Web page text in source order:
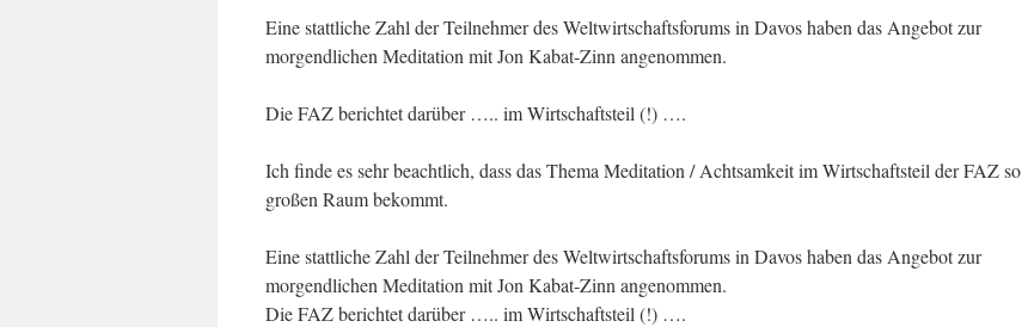
Eine stattliche Zahl der Teilnehmer des Weltwirtschaftsforums in Davos haben das Angebot zur
morgendlichen Meditation mit Jon Kabat-Zinn angenommen.
Die FAZ berichtet darüber ….. im Wirtschaftsteil (!) ….
Ich finde es sehr beachtlich, dass das Thema Meditation / Achtsamkeit im Wirtschaftsteil der FAZ so
großen Raum bekommt.
Eine stattliche Zahl der Teilnehmer des Weltwirtschaftsforums in Davos haben das Angebot zur
morgendlichen Meditation mit Jon Kabat-Zinn angenommen.
Die FAZ berichtet darüber ….. im Wirtschaftsteil (!) ….